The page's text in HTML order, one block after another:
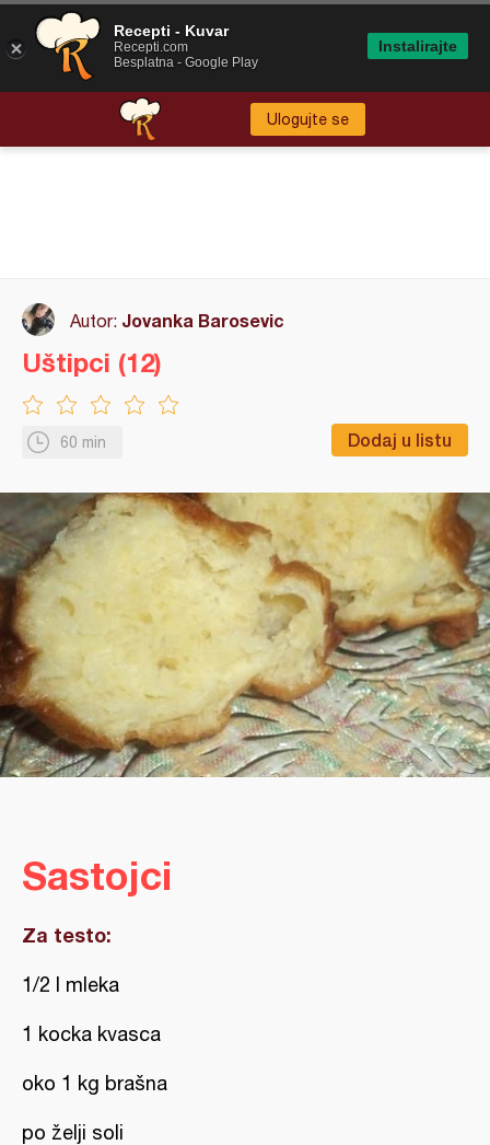
Ulogujte se
Autor: Jovanka Barosevic
60 min Dodaj u listu
Uštipci (12)
Sastojci
Za testo:
1/2 l mleka
1 kocka kvasca
oko 1 kg brašna
po želji soli
Recepti - Kuvar
Recepti.com
Besplatna - Google Play
Instalirajte